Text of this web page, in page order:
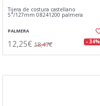
Tijera de costura castellano
5"/127mm 08241200 palmera
PALMERA
12,25€ 18,47€ - 34%